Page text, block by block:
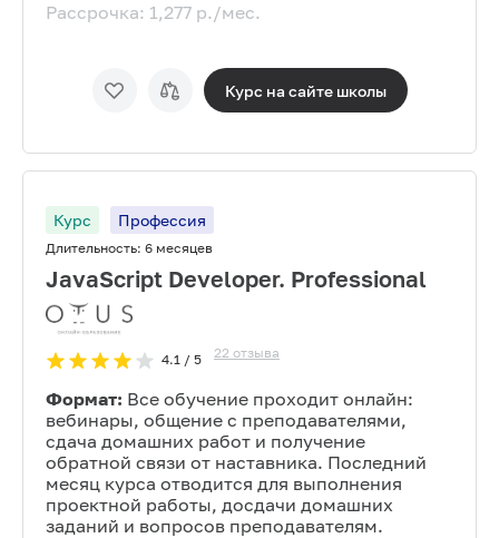
Рассрочка: 1,277 р./мес.
Курс на сайте школы
Курс Профессия
Длительность: 6 месяцев
JavaScript Developer. Professional
4.1/ 5 22 отзыва
Формат: Все обучение проходит онлайн:
вебинары, общение с преподавателями,
сдача домашних работ и получение
обратной связи от наставника. Последний
месяц курса отводится для выполнения
проектной работы, досдачи домашних
заданий и вопросов преподавателям.